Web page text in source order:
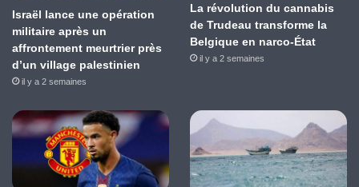
Israël lance une opération
militaire après un
affrontement meurtrier près
d’un village palestinien
il y a 2 semaines
La révolution du cannabis
de Trudeau transforme la
Belgique en narco-État
il y a 2 semaines